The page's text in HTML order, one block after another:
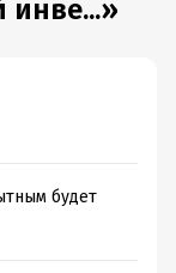
инве...»
будет